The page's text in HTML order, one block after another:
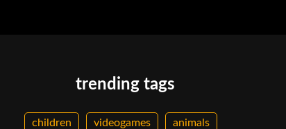
trending tags
children videogames animals